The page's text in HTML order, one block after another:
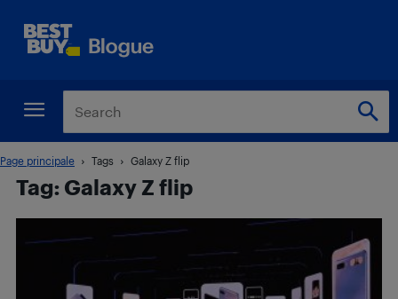
Page principale Tags Galaxy Z flip
Tag: Galaxy Z flip